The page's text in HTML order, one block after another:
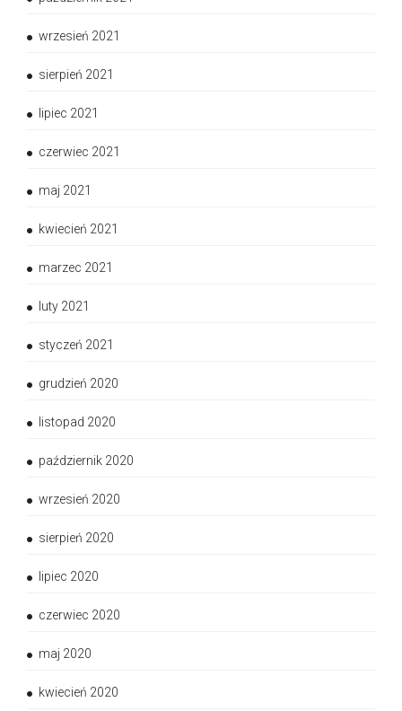
wrzesień 2021
sierpień 2021
lipiec 2021
czerwiec 2021
maj 2021
kwiecień 2021
marzec 2021
luty 2021
styczeń 2021
grudzień 2020
listopad 2020
październik 2020
wrzesień 2020
sierpień 2020
lipiec 2020
czerwiec 2020
maj 2020
kwiecień 2020